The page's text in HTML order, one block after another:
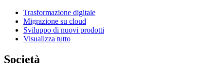
Trasformazione digitale
Migrazione su cloud
Sviluppo di nuovi prodotti
Visualizza tutto
Società